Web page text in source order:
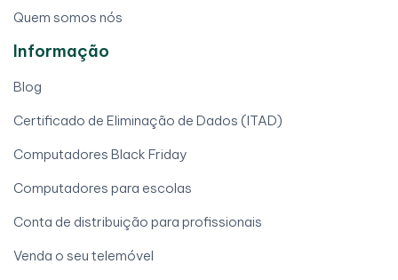
Quem somos nós
Informação
Blog
Certificado de Eliminação de Dados (ITAD)
Computadores Black Friday
Computadores para escolas
Conta de distribuição para profissionais
Venda o seu telemóvel